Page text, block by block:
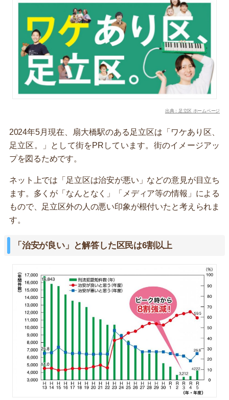
出典：足立区 ホームページ
2024年5月現在、扇大橋駅のある足立区は「ワケあり区、
足立区。」として街をPRしています。街のイメージアッ
プを図るためです。
ネット上では「足立区は治安が悪い」などの意見が目立ち
ます。多くが「なんとなく」「メディア等の情報」による
もので、足立区外の人の悪い印象が根付いたと考えられま
す。
「治安が良い」と解答した区民は6割以上